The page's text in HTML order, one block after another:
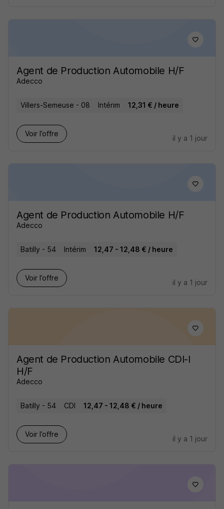
Agent de Production Automobile H/F
Adecco
Villers-Semeuse - 08 Intérim 12,31 € / heure
Voir l’offre
il y a 1 jour
Agent de Production Automobile H/F
Adecco
Batilly - 54 Intérim 12,47 - 12,48 € / heure
Voir l’offre
il y a 1 jour
Agent de Production Automobile CDI-I
H/F
Adecco
Batilly - 54 CDI 12,47 - 12,48 € / heure
Voir l’offre
il y a 1 jour